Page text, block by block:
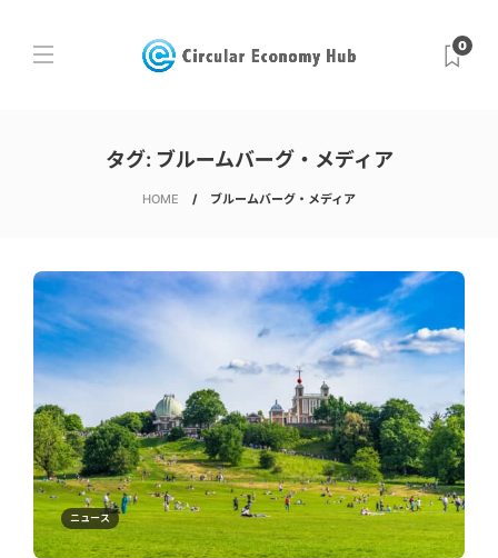
0
タグ: ブルームバーグ・メディア
HOME ブルームバーグ・メディア
ニュース